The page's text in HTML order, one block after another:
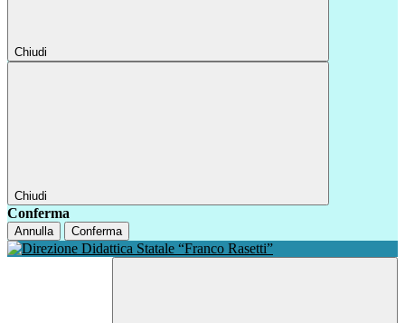
Chiudi
Chiudi
Conferma
Annulla Conferma